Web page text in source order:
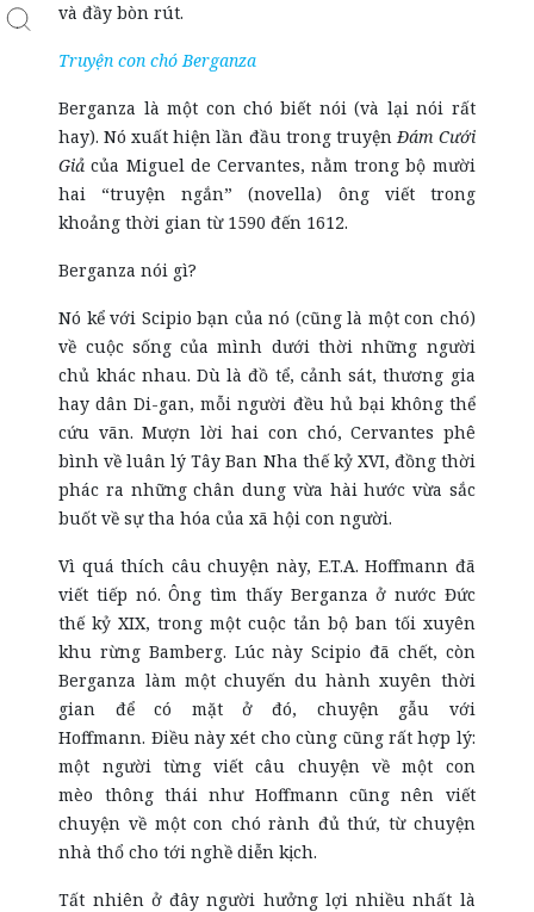
và đầy bòn rút.
Truyện con chó Berganza
Berganza là một con chó biết nói (và lại nói rất
hay). Nó xuất hiện lần đầu trong truyệnĐám Cưới
Giả của Miguel de Cervantes, nằm trong bộ mười
hai “truyện ngắn” (novella) ông viết trong
khoảng thời gian từ 1590 đến 1612.
Berganza nói gì?
Nó kể với Scipio bạn của nó (cũng là một con chó)
về cuộc sống của mình dưới thời những người
chủ khác nhau. Dù là đồ tể, cảnh sát, thương gia
hay dân Di-gan, mỗi người đều hủ bại không thể
cứu vãn. Mượn lời hai con chó, Cervantes phê
bình về luân lý Tây Ban Nha thế kỷ XVI, đồng thời
phác ra những chân dung vừa hài hước vừa sắc
buốt về sự tha hóa của xã hội con người.
Vì quá thích câu chuyện này, E.T.A. Hoffmann đã
viết tiếp nó. Ông tìm thấy Berganza ở nước Đức
thế kỷ XIX, trong một cuộc tản bộ ban tối xuyên
khu rừng Bamberg. Lúc này Scipio đã chết, còn
Berganza làm một chuyến du hành xuyên thời
gian để có mặt ở đó, chuyện gẫu với
Hoffmann. Điều này xét cho cùng cũng rất hợp lý:
một người từng viết câu chuyện về một con
mèo thông thái như Hoffmann cũng nên viết
chuyện về một con chó rành đủ thứ, từ chuyện
nhà thổ cho tới nghề diễn kịch.
Tất nhiên ở đây người hưởng lợi nhiều nhất là